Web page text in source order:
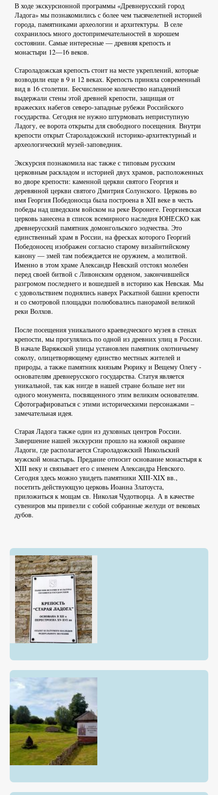
В ходе экскурсионной программы «Древнерусский город
Ладога» мы познакомились с более чем тысячелетней историей
города, памятниками археологии и архитектуры. В селе
сохранилось много достопримечательностей в хорошем
состоянии. Самые интересные — древняя крепость и
монастыри 12—16 веков.
Староладожская крепость стоит на месте укреплений, которые
возводили еще в 9 и 12 веках. Крепость приняла современный
вид в 16 столетии. Бесчисленное количество нападений
выдержали стены этой древней крепости, защищая от
вражеских набегов северо-западные рубежи Российского
государства. Сегодня не нужно штурмовать неприступную
Ладогу, ее ворота открыты для свободного посещения. Внутри
крепости открыт Староладожский историко-архитектурный и
археологический музей-заповедник.
Экскурсия познакомила нас также с типовым русским
церковным раскладом и историей двух храмов, расположенных
во дворе крепости: каменной церкви святого Георгия и
деревянной церкви святого Дмитрия Солунского. Церковь во
имя Георгия Победоносца была построена в XII веке в честь
победы над шведским войском на реке Воронеге. Георгиевская
церковь занесена в список всемирного наследия ЮНЕСКО как
древнерусский памятник домонгольского зодчества. Это
единственный храм в России, на фресках которого Георгий
Победоносец изображен согласно старому визайнтийскому
канону — змей там побеждается не оружием, а молитвой.
Именно в этом храме Александр Невский отстоял молебен
перед своей битвой с Ливонским орденом, закончившейся
разгромом последнего и вошедшей в историю как Невская. Мы
с удовольствием поднялись наверх Раскатной башни крепости
и со смотровой площадки полюбовались панорамой великой
реки Волхов.
После посещения уникального краеведческого музея в стенах
крепости, мы прогулялись по одной из древних улиц в России.
В начале Варяжской улицы установлен памятник охотничьему
соколу, олицетворяющему единство местных жителей и
природы, а также памятник князьям Рюрику и Вещему Олегу -
основателям древнерусского государства. Статуя является
уникальной, так как нигде в нашей стране больше нет ни
одного монумента, посвященного этим великим основателям.
Сфотографироваться с этими историческими персонажами –
замечательная идея.
Старая Ладога также один из духовных центров России.
Завершение нашей экскурсии прошло на южной окраине
Ладоги, где располагается Староладожский Никольский
мужской монастырь. Предание относит основание монастыря к
XIII веку и связывает его с именем Александра Невского.
Сегодня здесь можно увидеть памятники XIII-XIX вв.,
посетить действующую церковь Иоанна Златоуста,
приложиться к мощам св. Николая Чудотворца. А в качестве
сувениров мы привезли с собой собранные желуди от вековых
дубов.